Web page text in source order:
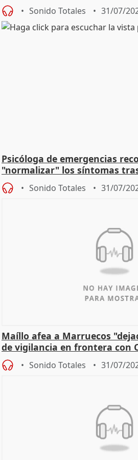
Sonido Totales 31/07/
Psicóloga de emergencias
"normalizar" los síntomas
Sonido Totales 31/07/
Maíllo afea a Marruecos
de vigilancia en frontera con
Sonido Totales 31/07/